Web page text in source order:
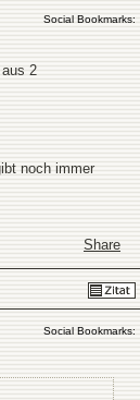
Social Bookmarks:
2
noch immer
Share
Social Bookmarks: